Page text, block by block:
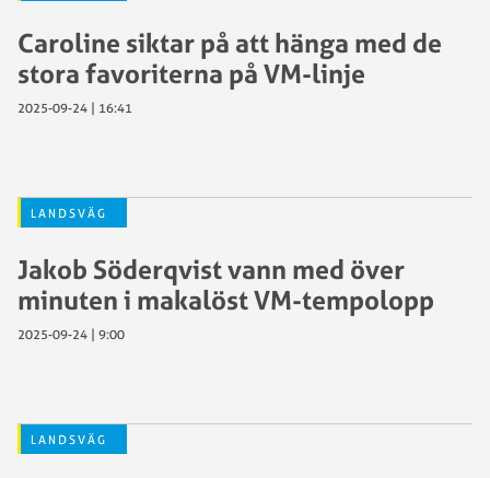
Caroline siktar på att hänga med de
stora favoriterna på VM-linje
2025-09-24 | 16:41
LANDSVÄG
Jakob Söderqvist vann med över
minuten i makalöst VM-tempolopp
2025-09-24 | 9:00
LANDSVÄG